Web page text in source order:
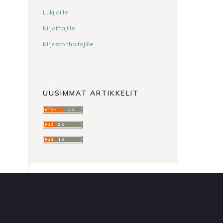
Lukijoille
Kirjoittajille
Kirjastonhoitajille
UUSIMMAT ARTIKKELIT